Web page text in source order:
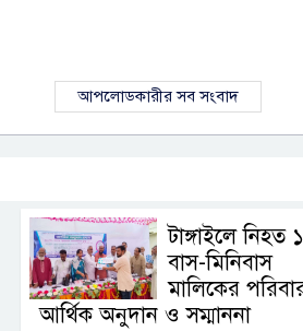
আপলোডকারীর সব সংবাদ
টাঙ্গাইলে নিহত
বাস-মিনিবাস
মালিকের
আর্থিক অনুদান ও সম্মাননা